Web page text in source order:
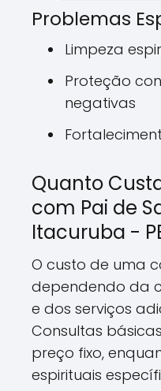
Problemas
Limpeza
Proteção
negativas
Quanto
com Pai de
Itacuruba -
O custo de uma
dependendo da
e dos serviços
Consultas
preço fixo,
espirituais